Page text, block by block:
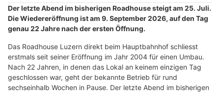
Der letzte Abend im bisherigen Roadhouse steigt am 25. Juli.
Die Wiedereröffnung ist am 9. September 2026, auf den Tag
genau 22 Jahre nach der ersten Öffnung.
Das Roadhouse Luzern direkt beim Hauptbahnhof schliesst
erstmals seit seiner Eröffnung im Jahr 2004 für einen Umbau.
Nach 22 Jahren, in denen das Lokal an keinem einzigen Tag
geschlossen war, geht der bekannte Betrieb für rund
sechseinhalb Wochen in Pause. Der letzte Abend im bisherigen